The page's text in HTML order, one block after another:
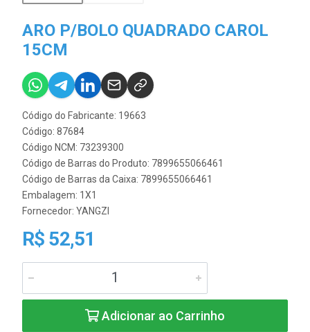
ARO P/BOLO QUADRADO CAROL
15CM
Código do Fabricante: 19663
Código: 87684
Código NCM: 73239300
Código de Barras do Produto: 7899655066461
Código de Barras da Caixa: 7899655066461
Embalagem: 1X1
Fornecedor: YANGZI
R$ 52,51
Adicionar ao Carrinho